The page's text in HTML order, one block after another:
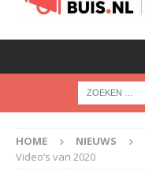
HOME NIEUWS
Video’s van 2020